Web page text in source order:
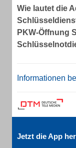
Wie lautet die
PKW-Öffnung
Informationen
Jetzt die App